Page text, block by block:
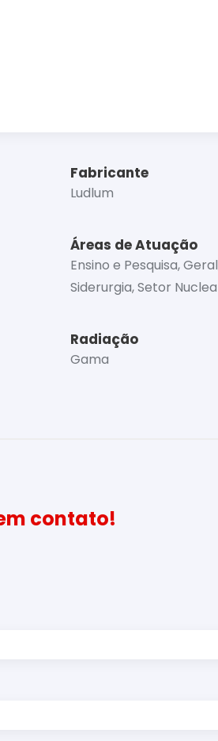
Fabricante
Ludlum
Áreas de Atuação
Ensino e Pesquisa,
Siderurgia, Setor
Radiação
Gama
contato!